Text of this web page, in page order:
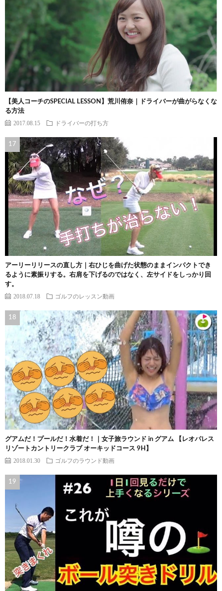
【美人コーチのSPECIAL LESSON】荒川侑奈｜ドライバーが曲がらなくな
る方法
2017.08.15 ドライバーの打ち方
アーリーリリースの直し方｜右ひじを曲げた状態のままインパクトでき
るように素振りする。右肩を下げるのではなく、左サイドをしっかり回
す。
2018.07.18 ゴルフのレッスン動画
グアムだ！プールだ！水着だ！｜女子旅ラウンド in グアム 【レオパレス
リゾートカントリークラブ オーキッドコース 9H】
2018.01.30 ゴルフのラウンド動画